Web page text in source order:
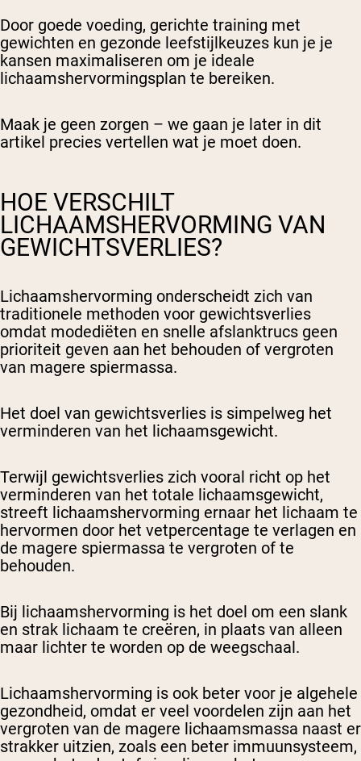
Door goede voeding, gerichte training met
gewichten en gezonde leefstijlkeuzes kun je je
kansen maximaliseren om je ideale
lichaamshervormingsplan te bereiken.
Maak je geen zorgen – we gaan je later in dit
artikel precies vertellen wat je moet doen.
HOE VERSCHILT
LICHAAMSHERVORMING VAN
GEWICHTSVERLIES?
Lichaamshervorming onderscheidt zich van
traditionele methoden voor gewichtsverlies
omdat modediëten en snelle afslanktrucs geen
prioriteit geven aan het behouden of vergroten
van magere spiermassa.
Het doel van gewichtsverlies is simpelweg het
verminderen van het lichaamsgewicht.
Terwijl gewichtsverlies zich vooral richt op het
verminderen van het totale lichaamsgewicht,
streeft lichaamshervorming ernaar het lichaam te
hervormen door het vetpercentage te verlagen en
de magere spiermassa te vergroten of te
behouden.
Bij lichaamshervorming is het doel om een slank
en strak lichaam te creëren, in plaats van alleen
maar lichter te worden op de weegschaal.
Lichaamshervorming is ook beter voor je algehele
gezondheid, omdat er veel voordelen zijn aan het
vergroten van de magere lichaamsmassa naast er
strakker uitzien, zoals een beter immuunsysteem,